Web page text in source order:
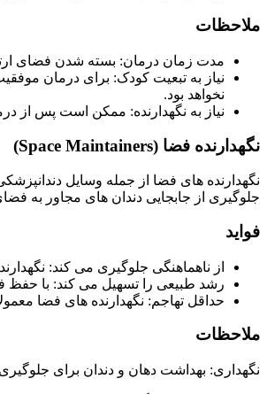
ملاحظات
مدت زمان درمان: بسته شدن فضای
نیاز به تبعیت کودک: برای درمان
نخواهد بود.
نیاز به نگهدارنده: ممکن است پس از
نگهدارنده فضا (Space Maintainers)
نگهدارنده های فضا از جمله وسایل
جلوگیری از جابجایی دندان های مجاور به
فواید
از ناهماهنگی جلوگیری می کند:
رشد طبیعی را تسهیل می کند: با حفظ
حداقل تهاجم: نگهدارنده های فضا
ملاحظات
نگهداری: بهداشت دهان و دندان برای